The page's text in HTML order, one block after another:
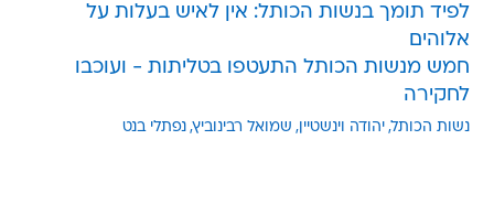
לפיד תומך בנשות הכותל: אין לאיש בעלות על
אלוהים
חמש מנשות הכותל התעטפו בטליתות - ועוכבו
לחקירה
נשות הכותל יהודה וינשטיין שמואל רבינוביץ נפתלי בנט